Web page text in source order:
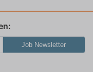
Job Newsletter